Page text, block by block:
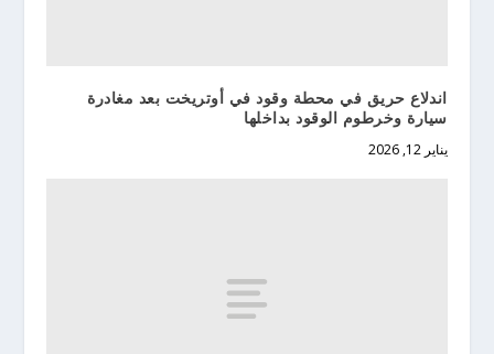
اندلاع حريق في محطة وقود في أوتريخت بعد مغادرة
سيارة وخرطوم الوقود بداخلها
يناير 12, 2026